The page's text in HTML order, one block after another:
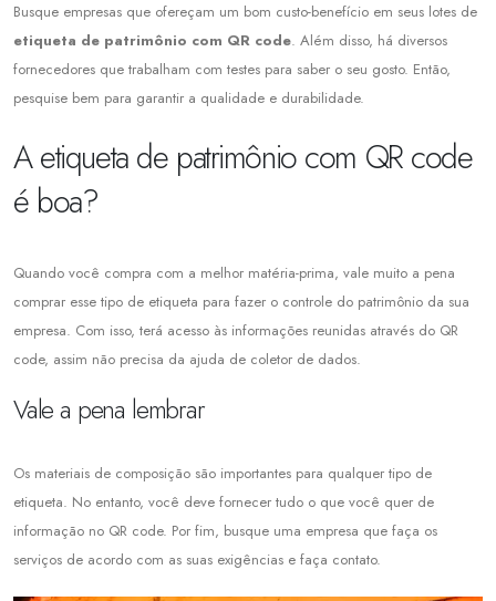
Busque empresas que ofereçam um bom custo-benefício em seus lotes de
etiqueta de patrimônio com QR code. Além disso, há diversos
fornecedores que trabalham com testes para saber o seu gosto. Então,
pesquise bem para garantir a qualidade e durabilidade.
A etiqueta de patrimônio com QR code
é boa?
Quando você compra com a melhor matéria-prima, vale muito a pena
comprar esse tipo de etiqueta para fazer o controle do patrimônio da sua
empresa. Com isso, terá acesso às informações reunidas através do QR
code, assim não precisa da ajuda de coletor de dados.
Vale a pena lembrar
Os materiais de composição são importantes para qualquer tipo de
etiqueta. No entanto, você deve fornecer tudo o que você quer de
informação no QR code. Por fim, busque uma empresa que faça os
serviços de acordo com as suas exigências e faça contato.